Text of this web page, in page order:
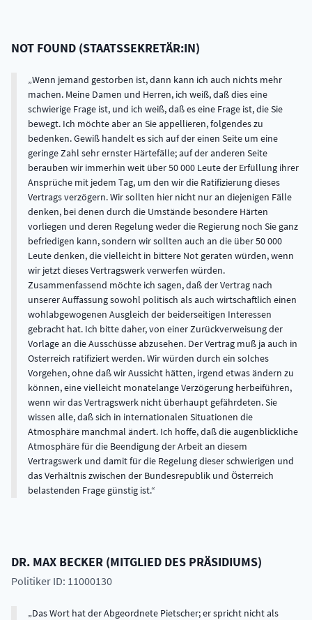
NOT FOUND (STAATSSEKRETÄR:IN)
Wenn jemand gestorben ist, dann kann ich auch nichts mehr
machen. Meine Damen und Herren, ich weiß, daß dies eine
schwierige Frage ist, und ich weiß, daß es eine Frage ist, die Sie
bewegt. Ich möchte aber an Sie appellieren, folgendes zu
bedenken. Gewiß handelt es sich auf der einen Seite um eine
geringe Zahl sehr ernster Härtefälle; auf der anderen Seite
berauben wir immerhin weit über 50 000 Leute der Erfüllung ihrer
Ansprüche mit jedem Tag, um den wir die Ratifizierung dieses
Vertrags verzögern. Wir sollten hier nicht nur an diejenigen Fälle
denken, bei denen durch die Umstände besondere Härten
vorliegen und deren Regelung weder die Regierung noch Sie ganz
befriedigen kann, sondern wir sollten auch an die über 50 000
Leute denken, die vielleicht in bittere Not geraten würden, wenn
wir jetzt dieses Vertragswerk verwerfen würden.
Zusammenfassend möchte ich sagen, daß der Vertrag nach
unserer Auffassung sowohl politisch als auch wirtschaftlich einen
wohlabgewogenen Ausgleich der beiderseitigen Interessen
gebracht hat. Ich bitte daher, von einer Zurückverweisung der
Vorlage an die Ausschüsse abzusehen. Der Vertrag muß ja auch in
Osterreich ratifiziert werden. Wir würden durch ein solches
Vorgehen, ohne daß wir Aussicht hätten, irgend etwas ändern zu
können, eine vielleicht monatelange Verzögerung herbeiführen,
wenn wir das Vertragswerk nicht überhaupt gefährdeten. Sie
wissen alle, daß sich in internationalen Situationen die
Atmosphäre manchmal ändert. Ich hoffe, daß die augenblickliche
Atmosphäre für die Beendigung der Arbeit an diesem
Vertragswerk und damit für die Regelung dieser schwierigen und
das Verhältnis zwischen der Bundesrepublik und Österreich
belastenden Frage günstig ist.
DR. MAX BECKER (MITGLIED DES PRÄSIDIUMS)
Politiker ID: 11000130
Das Wort hat der Abgeordnete Pietscher; er spricht nicht als